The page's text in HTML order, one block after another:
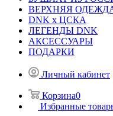
ВЕРХНЯЯ
DNK x ЦСКА
ЛЕГЕНДЫ DNK
АКСЕССУАРЫ
ПОДАРКИ
Личный кабинет
Корзина0
Избранные